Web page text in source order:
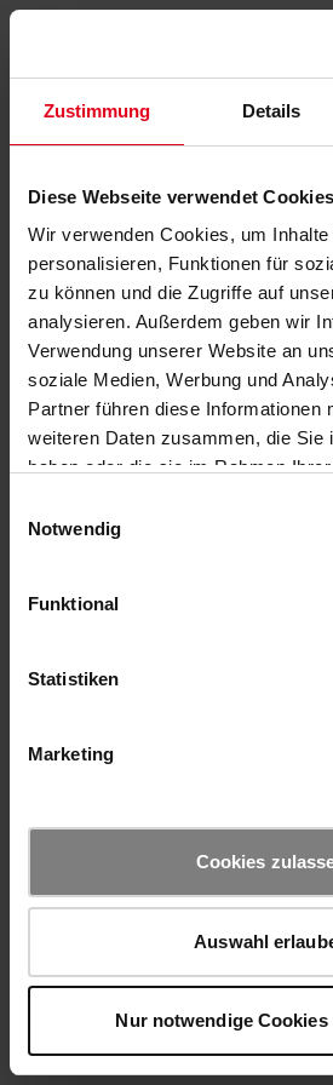
Zustimmung Details
Diese Webseite verwendet Cookies
Wir verwenden Cookies, um
personalisieren, Funktionen für
zu können und die Zugriffe auf
analysieren. Außerdem geben wir
Verwendung unserer Website an
soziale Medien, Werbung und
Partner führen diese Informationen
weiteren Daten zusammen, die Sie
haben oder die sie im Rahmen
Notwendig
Funktional
Statistiken
Marketing
Cookies
Auswahl
Nur notwendige Cookies